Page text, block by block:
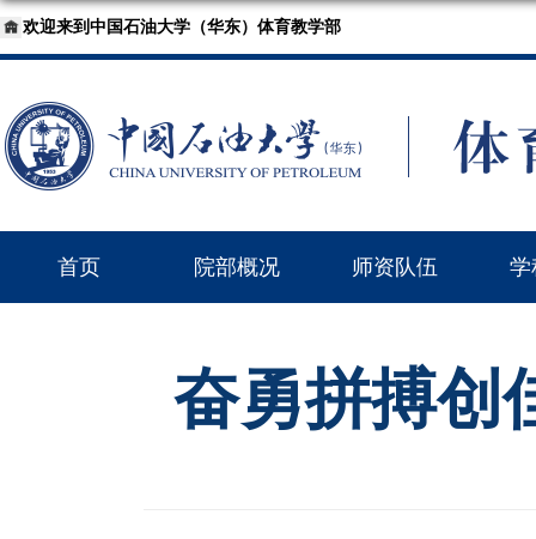
欢迎来到中国石油大学（华东）体育教学部
首页 院部概况 师资队伍 学
奋勇拼搏创